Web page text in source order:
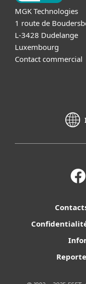
MGK Technologies
1 route de
L-3428 Dudelange
Luxembourg
Contact commercial